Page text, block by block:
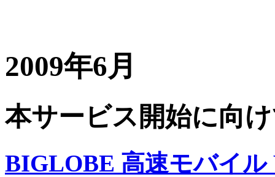
2009年6月
本サービス開始に向
BIGLOBE 高速モバイ